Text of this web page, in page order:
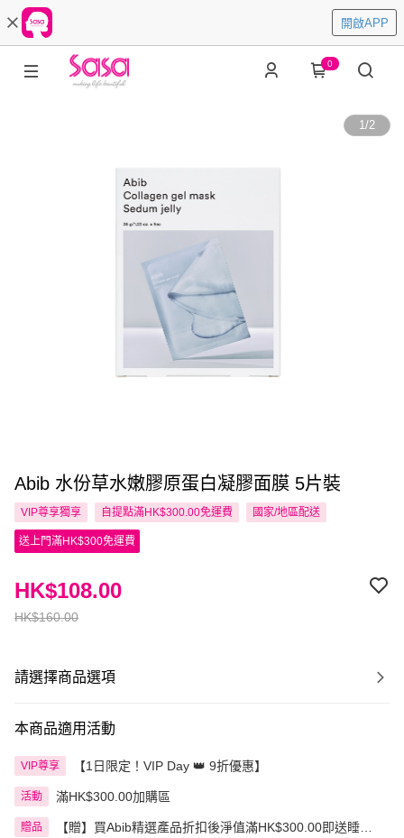
開啟APP
0
1/2
Abib 水份草水嫩膠原蛋白凝膠面膜 5片裝
VIP尊享獨享 自提點滿HK$300.00免運費 國家/地區配送
送上門滿HK$300免運費
HK$160.00
HK$108.00
請選擇商品選項
本商品適用活動
VIP尊享 【1日限定！VIP Day 👑 9折優惠】
活動 滿HK$300.00加購區
贈品
【贈】買Abib精選產品折扣後淨值滿HK$300.00即送睡眠